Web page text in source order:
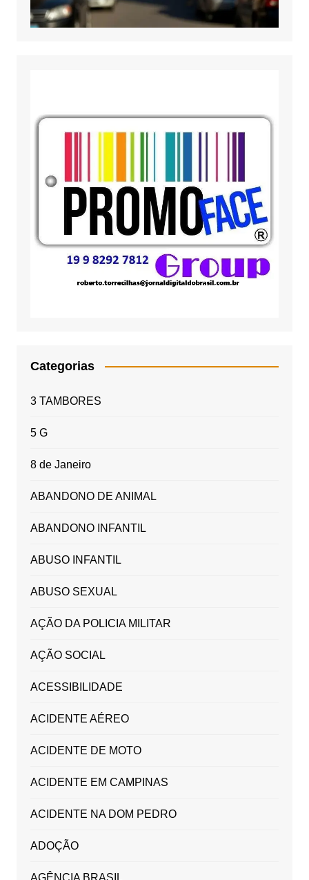
Categorias
3 TAMBORES
5 G
8 de Janeiro
ABANDONO DE ANIMAL
ABANDONO INFANTIL
ABUSO INFANTIL
ABUSO SEXUAL
AÇÃO DA POLICIA MILITAR
AÇÃO SOCIAL
ACESSIBILIDADE
ACIDENTE AÉREO
ACIDENTE DE MOTO
ACIDENTE EM CAMPINAS
ACIDENTE NA DOM PEDRO
ADOÇÃO
AGÊNCIA BRASIL